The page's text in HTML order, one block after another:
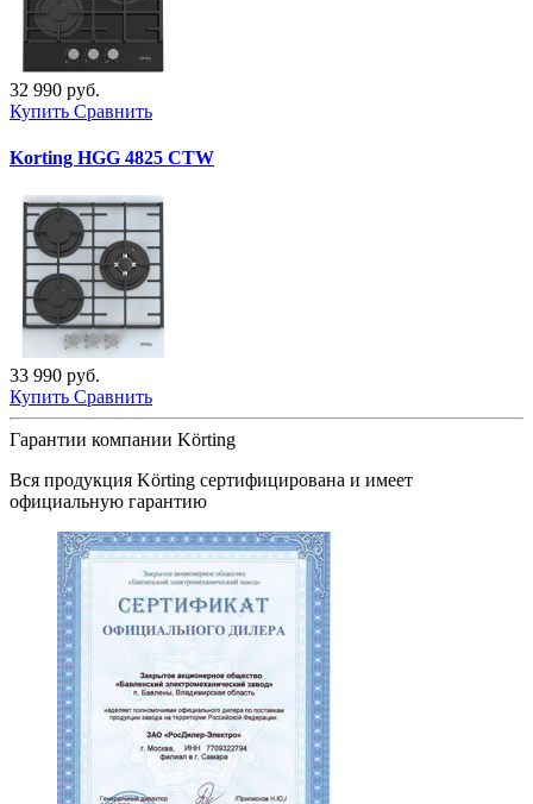
32 990 руб.
Купить Сравнить
Korting HGG 4825 CTW
33 990 руб.
Купить Сравнить
Гарантии компании Körting
Вся продукция Körting сертифицирована и имеет
официальную гарантию